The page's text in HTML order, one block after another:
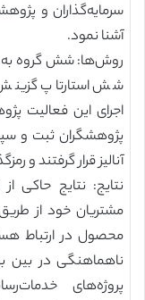
سرمایه‌گذاران و
آشنا نمود.
شش استارتاپ
اجرای این فعالیت
پژوهشگران ثبت و
آنالیز قرار گرفتند و
نتایج: نتایج حاکی
مشتریان خود از
محصول در ارتباط
ناهماهنگی در بین
پروژه‌های